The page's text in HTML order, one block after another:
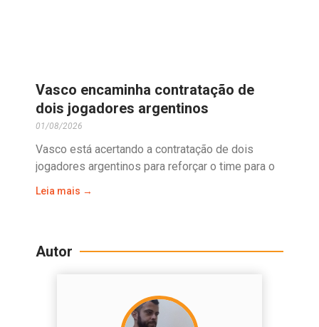
Vasco encaminha contratação de
dois jogadores argentinos
01/08/2026
Vasco está acertando a contratação de dois
jogadores argentinos para reforçar o time para o
Leia mais →
Autor